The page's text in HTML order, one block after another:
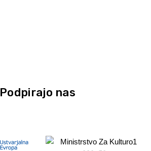
Podpirajo nas